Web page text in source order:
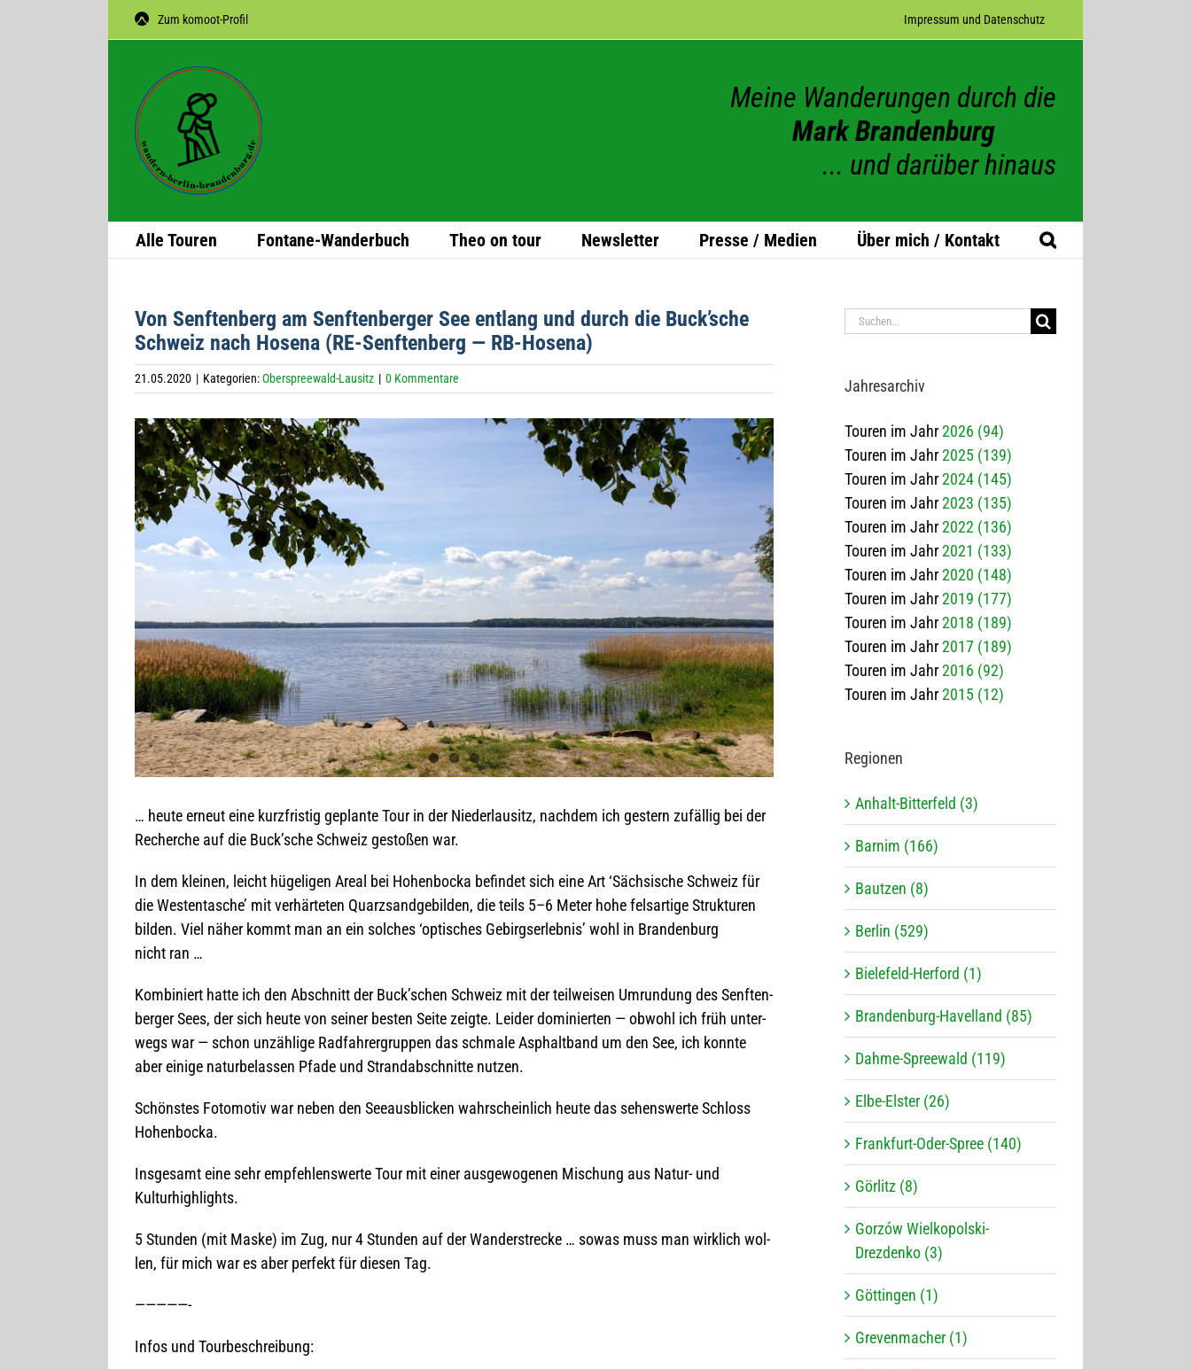
Zum komoot-Profil Impres­sum und Datenschutz
Meine Wanderungen durch die
Mark Brandenburg
... und darüber hinaus
Alle Tou­ren Fon­­tane-Wan­­der­­buch Theo on tour News­let­ter Presse / Medien Über mich / Kontakt
Von Senf­ten­berg am Senf­ten­ber­ger See ent­lang und durch die Buck’sche
Schweiz nach Hosena (RE-Senf­ten­berg — RB-Hosena)
21.05.2020 | Kategorien:Oberspreewald-Lausitz | 0 Kommentare
Zeige
grösseres
Bild
… heute erneut eine kurz­fris­tig geplante Tour in der Nie­der­lau­sitz, nach­dem ich ges­tern zufäl­lig bei der
Recher­che auf die Buck’sche Schweiz gesto­ßen war.
In dem klei­nen, leicht hüge­li­gen Areal bei Hohen­bo­cka befin­det sich eine Art ‘Säch­si­sche Schweiz für
die Wes­ten­ta­sche’ mit ver­här­te­ten Quarz­sand­ge­bil­den, die teils 5–6 Meter hohe fels­ar­tige Struk­tu­ren
bil­den. Viel näher kommt man an ein sol­ches ‘opti­sches Gebirgs­er­leb­nis’ wohl in Bran­den­burg
nicht ran …
Kom­bi­niert hatte ich den Abschnitt der Buck’schen Schweiz mit der teil­wei­sen Umrun­dung des Senf­ten­
ber­ger Sees, der sich heute von sei­ner bes­ten Seite zeigte. Lei­der domi­nier­ten — obwohl ich früh unter­
wegs war — schon unzäh­lige Rad­fah­rer­grup­pen das schmale Asphalt­band um den See, ich konnte
aber einige natur­be­las­sen Pfade und Strand­ab­schnitte nutzen.
Schöns­tes Foto­mo­tiv war neben den See­aus­bli­cken wahr­schein­lich heute das sehens­werte Schloss
Hohenbocka.
Ins­ge­samt eine sehr emp­feh­lens­werte Tour mit einer aus­ge­wo­ge­nen Mischung aus Natur- und
Kulturhighlights.
5 Stun­den (mit Maske) im Zug, nur 4 Stun­den auf der Wan­der­stre­cke … sowas muss man wirk­lich wol­
len, für mich war es aber per­fekt für die­sen Tag.
—————-
Infos und Tourbeschreibung:
Suche
Jah­res­ar­chiv
Touren im Jahr2026 (94)
Touren im Jahr2025 (139)
Touren im Jahr2024 (145)
Touren im Jahr2023 (135)
Touren im Jahr2022 (136)
Touren im Jahr2021 (133)
Touren im Jahr2020 (148)
Touren im Jahr2019 (177)
Touren im Jahr2018 (189)
Touren im Jahr2017 (189)
Touren im Jahr2016 (92)
Touren im Jahr2015 (12)
Regio­nen
Anhalt-Bitterfeld (3)
Barnim (166)
Bautzen (8)
Berlin (529)
Bielefeld-Herford (1)
Brandenburg-Havelland (85)
Dahme-Spreewald (119)
Elbe-Elster (26)
Frankfurt-Oder-Spree (140)
Görlitz (8)
Gorzów Wielkopolski-
Drezdenko (3)
Göttingen (1)
Grevenmacher (1)